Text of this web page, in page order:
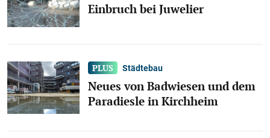
Einbruch bei Juwelier
Städtebau
Neues von Badwiesen und dem
Paradiesle in Kirchheim